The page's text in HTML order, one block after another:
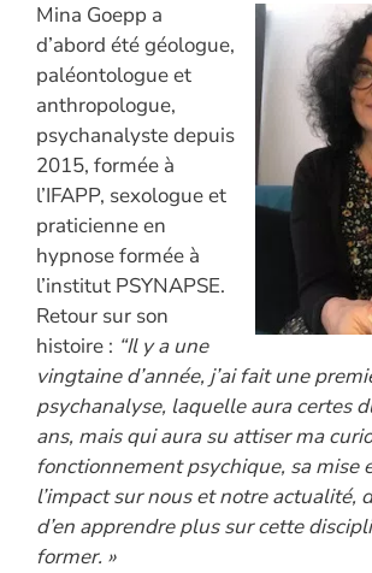
Mina Goepp a
d’abord été géologue,
paléontologue et
anthropologue,
psychanalyste depuis
2015, formée à
l’IFAPP, sexologue et
praticienne en
hypnose formée à
l’institut PSYNAPSE.
Retour sur son
histoire : “Il y a une
vingtaine d’année, j’ai fait une
psychanalyse, laquelle aura certes
ans, mais qui aura su attiser ma
fonctionnement psychique, sa mise
l’impact sur nous et notre actualité,
d’en apprendre plus sur cette
former. »